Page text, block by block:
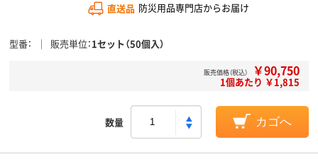
直送品 防災用品専門店からお届け
型番 販売単位 1セット（50個入）
販売価格（税込） ￥90,750
1個あたり ￥1,815
数量 カゴへ